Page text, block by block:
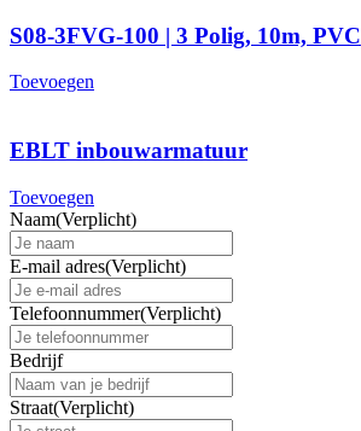
S08-3FVG-100 | 3 Polig, 10m, PVC
Toevoegen
EBLT inbouwarmatuur
Toevoegen
Naam(Verplicht)
E-mail adres(Verplicht)
Telefoonnummer(Verplicht)
Bedrijf
Straat(Verplicht)